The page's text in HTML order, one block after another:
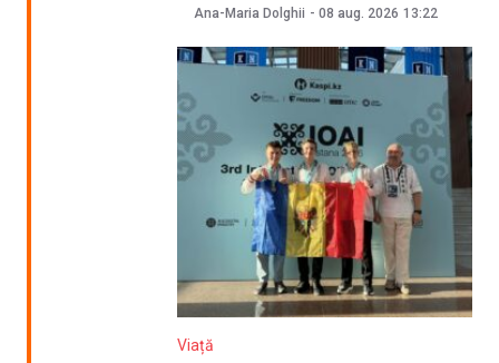
Ana-Maria Dolghii - 08 aug. 2026 13:22
Viață